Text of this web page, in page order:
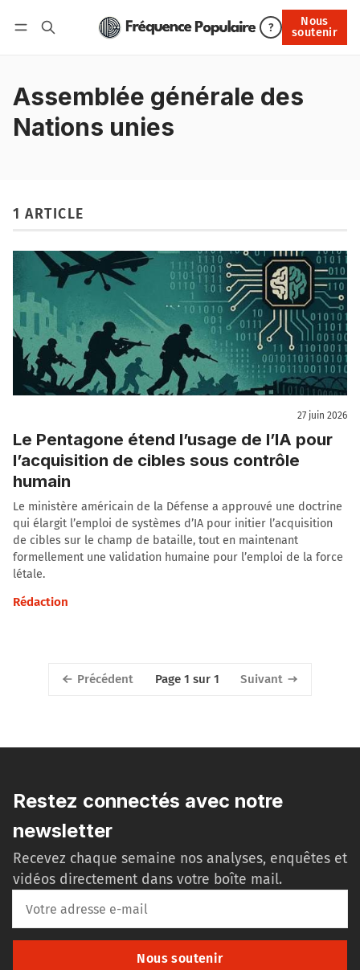
?
Nous
soutenir
Nous soutenir
Assemblée générale des
Nations unies
1 ARTICLE
27 juin 2026
Le Pentagone étend l’usage de l’IA pour
l’acquisition de cibles sous contrôle
humain
Le ministère américain de la Défense a approuvé une doctrine
qui élargit l’emploi de systèmes d’IA pour initier l’acquisition
de cibles sur le champ de bataille, tout en maintenant
formellement une validation humaine pour l’emploi de la force
létale.
Rédaction
Précédent Page 1 sur 1 Suivant
Restez connectés avec notre
newsletter
Recevez chaque semaine nos analyses, enquêtes et
vidéos directement dans votre boîte mail.
Nous soutenir